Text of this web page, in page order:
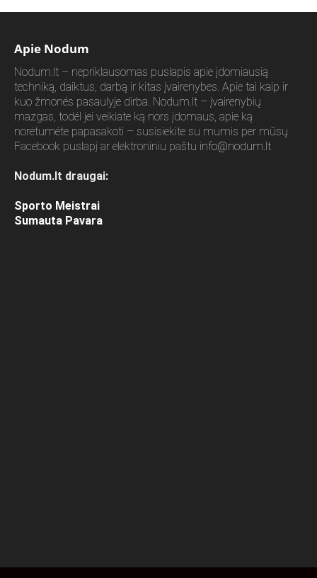
Apie Nodum
Nodum.lt – nepriklausomas puslapis apie įdomiausią
techniką, daiktus, darbą ir kitas įvairenybes. Apie tai kaip ir
kuo žmonės pasaulyje dirba. Nodum.lt – įvairenybių
mazgas, todėl jei veikiate ką nors įdomaus, apie ką
norėtumėte papasakoti – susisiekite su mumis per mūsų
Facebook puslapį ar elektroniniu paštu info@nodum.lt
Nodum.lt draugai:
Sporto Meistrai
Sumauta Pavara